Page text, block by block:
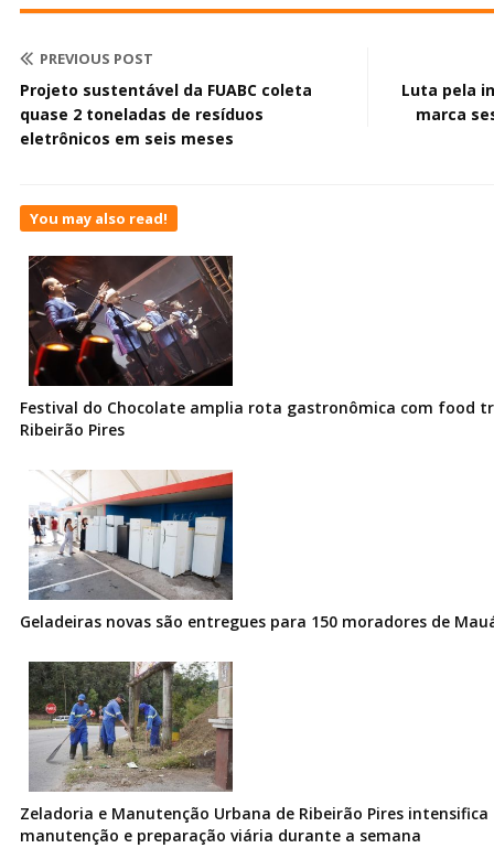
PREVIOUS POST
Projeto sustentável da FUABC coleta
quase 2 toneladas de resíduos
eletrônicos em seis meses
Luta pela
marca
You may also read!
Festival do Chocolate amplia rota gastronômica com food
Ribeirão Pires
Geladeiras novas são entregues para 150 moradores de
Zeladoria e Manutenção Urbana de Ribeirão Pires intensifica
manutenção e preparação viária durante a semana